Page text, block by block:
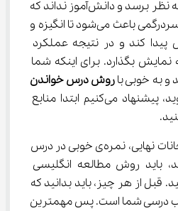
موضوع، کمی گیج کننده به نظر برسد و دانش‌آموز نداند که
از کجا شروع کند. همین سردرگمی باعث می‌شود تا انگیزه و
کاهش پیدا کند و در نتیجه عملکرد
بگذارد. برای اینکه شما
به خوبی با روش درس خواندن
آشنا شوید، پیشنهاد می‌کنیم ابتدا منابع
برای اینکه بتوانید در امتحانات نهایی، نمره‌ی خوبی در درس
باید روش مطالعه انگلیسی
قبل از هر چیز، باید بدانید که
درسی شما است. پس مهمترین